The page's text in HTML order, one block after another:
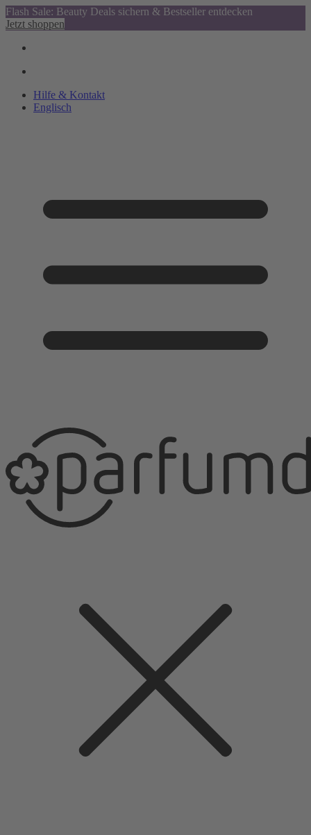
Flash Sale: Beauty Deals sichern & Bestseller entdecken
Jetzt shoppen
Hilfe & Kontakt
Englisch